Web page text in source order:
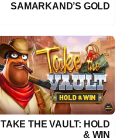
SAMARKAND’S GOLD
TAKE THE VAULT: HOLD
& WIN